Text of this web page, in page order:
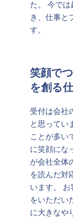
た。 今で
き、仕事と
す。
笑顔で
を創る
受付は会社
と思ってい
ことが多い
に笑顔にな
が会社全体
を読んだ対
います。
をいただい
に大きなや